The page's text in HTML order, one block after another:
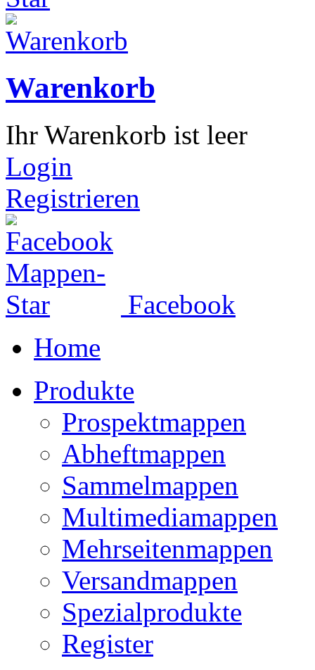
Warenkorb
Ihr Warenkorb ist leer
Login
Registrieren
Facebook
Home
Produkte
Prospektmappen
Abheftmappen
Sammelmappen
Multimediamappen
Mehrseitenmappen
Versandmappen
Spezialprodukte
Register